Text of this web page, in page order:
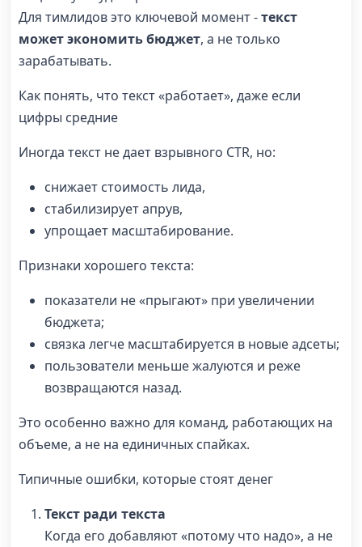
Для тимлидов это ключевой момент -текст
может экономить бюджет, а не только
зарабатывать.
Как понять, что текст «работает», даже если
цифры средние
Иногда текст не дает взрывного CTR, но:
снижает стоимость лида,
стабилизирует апрув,
упрощает масштабирование.
Признаки хорошего текста:
показатели не «прыгают» при увеличении
бюджета;
связка легче масштабируется в новые адсеты;
пользователи меньше жалуются и реже
возвращаются назад.
Это особенно важно для команд, работающих на
объеме, а не на единичных спайках.
Типичные ошибки, которые стоят денег
Текст ради текста
Когда его добавляют «потому что надо», а не